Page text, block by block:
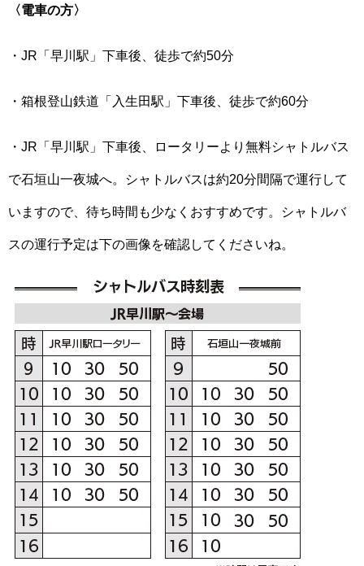
〈電車の方〉
・JR「早川駅」下車後、徒歩で約50分
・箱根登山鉄道「入生田駅」下車後、徒歩で約60分
・JR「早川駅」下車後、ロータリーより無料シャトルバス
で石垣山一夜城へ。シャトルバスは約20分間隔で運行して
いますので、待ち時間も少なくおすすめです。シャトルバ
スの運行予定は下の画像を確認してくださいね。